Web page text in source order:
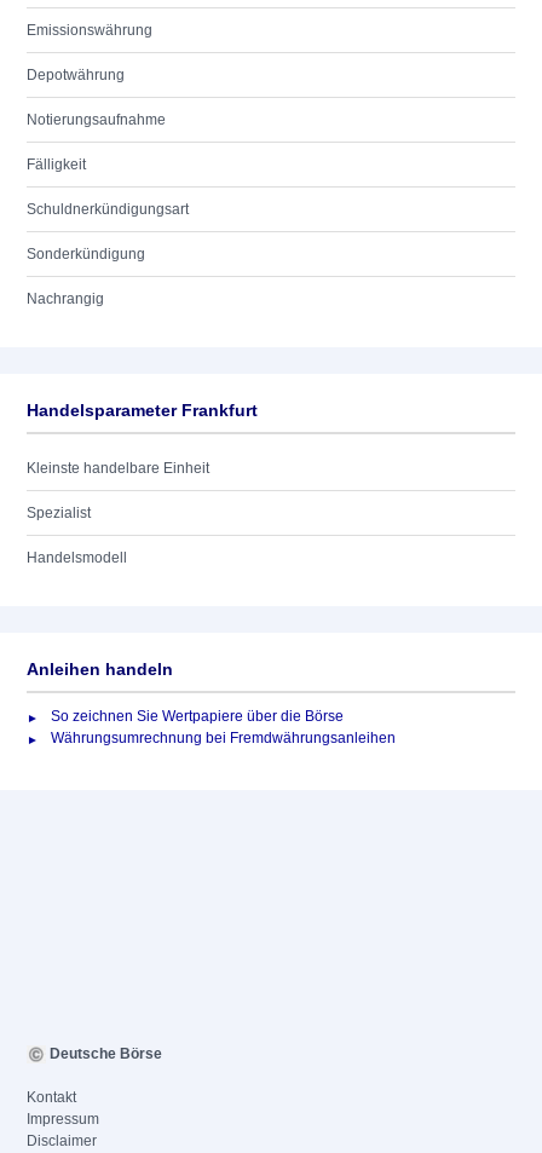
Emissionswährung
Depotwährung
Notierungsaufnahme
Fälligkeit
Schuldnerkündigungsart
Sonderkündigung
Nachrangig
Handelsparameter Frankfurt
Kleinste handelbare Einheit
Spezialist
Handelsmodell
Anleihen handeln
So zeichnen Sie Wertpapiere über die Börse
Währungsumrechnung bei Fremdwährungsanleihen
Deutsche Börse
Kontakt
Impressum
Disclaimer